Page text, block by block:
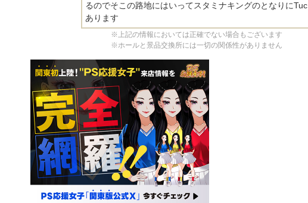
るのでそこの路地にはいってスタミナキングのとなりにTuc
あります
※上記の情報においては正確でない場合もございます
※ホールと景品交換所には一切の関係性がありません